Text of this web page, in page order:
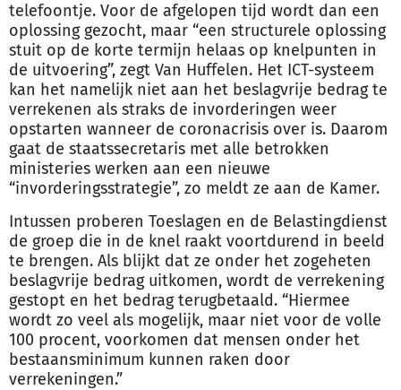
telefoontje. Voor de afgelopen tijd wordt dan een
oplossing gezocht, maar “een structurele oplossing
stuit op de korte termijn helaas op knelpunten in
de uitvoering”, zegt Van Huffelen. Het ICT-systeem
kan het namelijk niet aan het beslagvrije bedrag te
verrekenen als straks de invorderingen weer
opstarten wanneer de coronacrisis over is. Daarom
gaat de staatssecretaris met alle betrokken
ministeries werken aan een nieuwe
“invorderingsstrategie”, zo meldt ze aan de Kamer.
Intussen proberen Toeslagen en de Belastingdienst
de groep die in de knel raakt voortdurend in beeld
te brengen. Als blijkt dat ze onder het zogeheten
beslagvrije bedrag uitkomen, wordt de verrekening
gestopt en het bedrag terugbetaald. “Hiermee
wordt zo veel als mogelijk, maar niet voor de volle
100 procent, voorkomen dat mensen onder het
bestaansminimum kunnen raken door
verrekeningen.”